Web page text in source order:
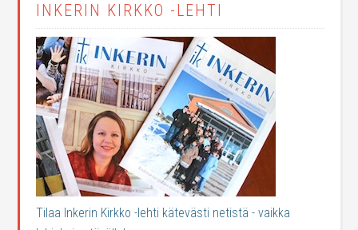
INKERIN KIRKKO -LEHTI
Tilaa Inkerin Kirkko -lehti kätevästi netistä - vaikka